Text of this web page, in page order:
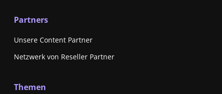
Partners
Unsere Content Partner
Netzwerk von Reseller Partner
Themen